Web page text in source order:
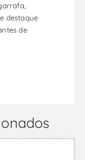
destaque
de